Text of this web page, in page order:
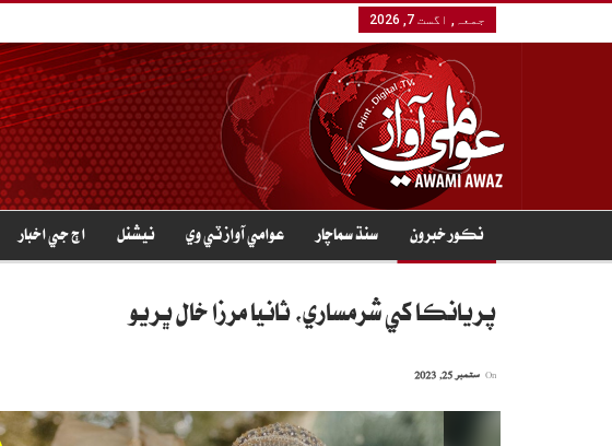
جمعہ, اگست 7, 2026
نڪور خبرون سنڌ سماچار عوامي آواز ٽي وي نيشنل اڄ جي اخبار
پريانڪا کي شرمساري، ثانيا مرزا خال ڀريو